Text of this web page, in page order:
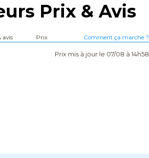
Prix & Avis
avis Prix Comment ça marche ?
Prix mis à jour le 07/08 à 14h58